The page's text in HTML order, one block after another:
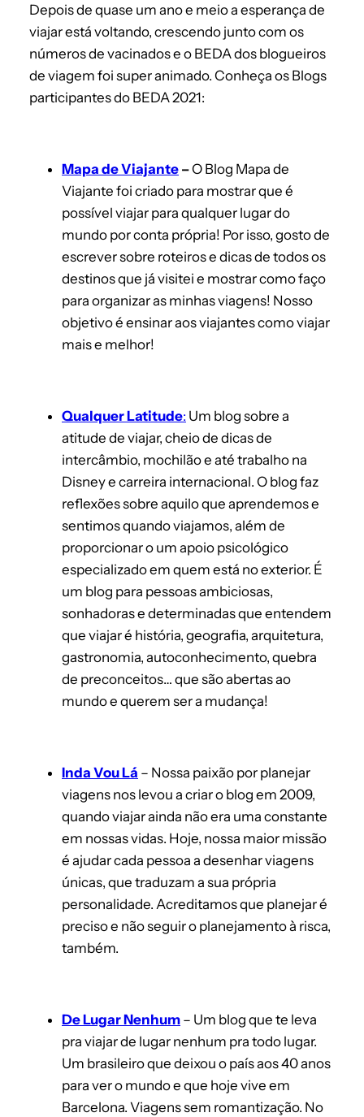
Depois de quase um ano e meio a esperança de
viajar está voltando, crescendo junto com os
números de vacinados e o BEDA dos blogueiros
de viagem foi super animado. Conheça os Blogs
participantes do BEDA 2021:
Mapa de Viajante –O Blog Mapa de
Viajante foi criado para mostrar que é
possível viajar para qualquer lugar do
mundo por conta própria! Por isso, gosto de
escrever sobre roteiros e dicas de todos os
destinos que já visitei e mostrar como faço
para organizar as minhas viagens! Nosso
objetivo é ensinar aos viajantes como viajar
mais e melhor!
Qualquer Latitude: Um blog sobre a
atitude de viajar, cheio de dicas de
intercâmbio, mochilão e até trabalho na
Disney e carreira internacional. O blog faz
reflexões sobre aquilo que aprendemos e
sentimos quando viajamos, além de
proporcionar o um apoio psicológico
especializado em quem está no exterior. É
um blog para pessoas ambiciosas,
sonhadoras e determinadas que entendem
que viajar é história, geografia, arquitetura,
gastronomia, autoconhecimento, quebra
de preconceitos… que são abertas ao
mundo e querem ser a mudança!
Inda Vou Lá – Nossa paixão por planejar
viagens nos levou a criar o blog em 2009,
quando viajar ainda não era uma constante
em nossas vidas. Hoje, nossa maior missão
é ajudar cada pessoa a desenhar viagens
únicas, que traduzam a sua própria
personalidade. Acreditamos que planejar é
preciso e não seguir o planejamento à risca,
também.
De Lugar Nenhum – Um blog que te leva
pra viajar de lugar nenhum pra todo lugar.
Um brasileiro que deixou o país aos 40 anos
para ver o mundo e que hoje vive em
Barcelona. Viagens sem romantização. No